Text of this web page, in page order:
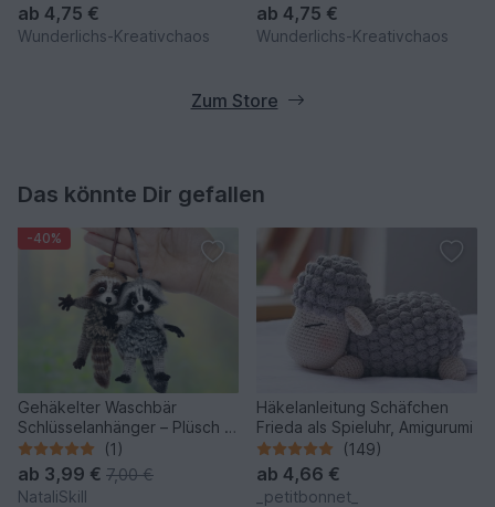
ab 4,75 €
Wunderlichs-Kreativchaos
ab 4,75 €
Wunderlichs-Kreativchaos
Zum Store
Das könnte Dir gefallen
-40%
Gehäkelter Waschbär
Schlüsselanhänger – Plüsch &
Stresshilfe.
(1)
ab 3,99 € 7,00 €
NataliSkill
Häkelanleitung Schäfchen
Frieda als Spieluhr, Amigurumi
(149)
ab 4,66 €
_petitbonnet_